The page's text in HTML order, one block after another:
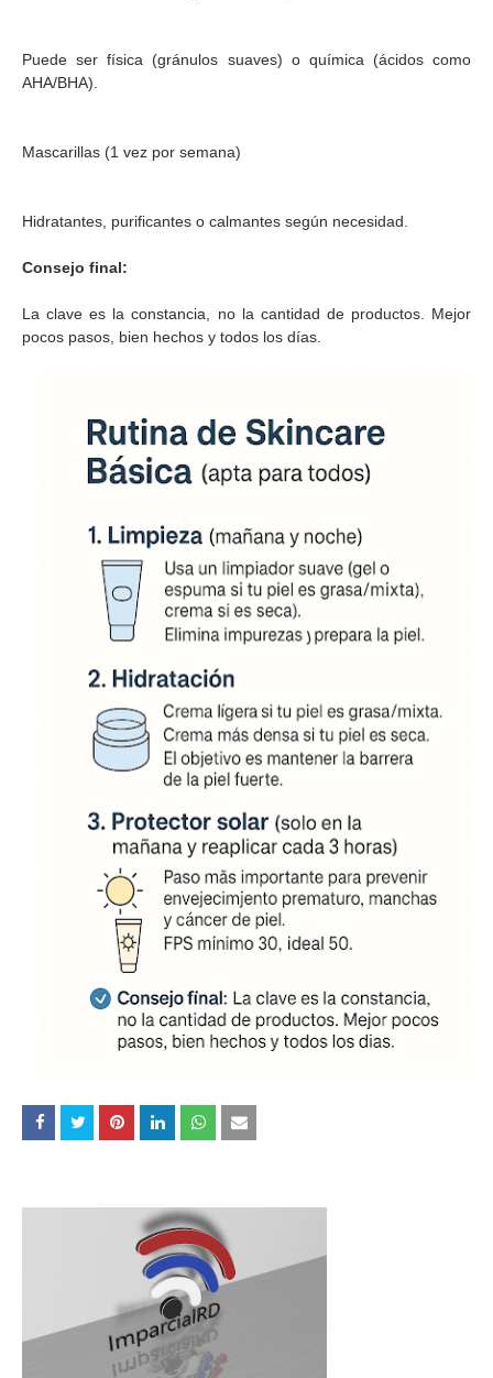
Puede ser física (gránulos suaves) o química (ácidos como
AHA/BHA).
Mascarillas (1 vez por semana)
Hidratantes, purificantes o calmantes según necesidad.
Consejo final:
La clave es la constancia, no la cantidad de productos. Mejor
pocos pasos, bien hechos y todos los días.